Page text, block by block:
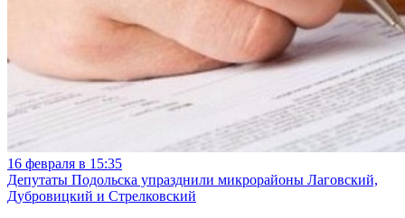
16 февраля в 15:35
Депутаты Подольска упразднили микрорайоны Лаговский,
Дубровицкий и Стрелковский